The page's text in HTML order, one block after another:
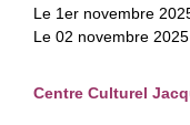
Le 1er novembre
Le 02 novembre
Centre Culturel